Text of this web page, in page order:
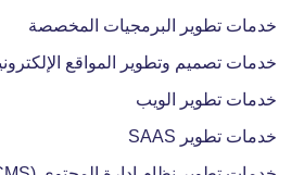
خدمات تطوير البرمجيات المخصصة
خدمات تصميم وتطوير المواقع
خدمات تطوير الويب
خدمات تطوير SAAS